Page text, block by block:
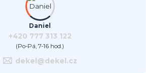
Daniel
+420 777 313 122
(Po-Pá, 7-16 hod.)
dekel@dekel.cz